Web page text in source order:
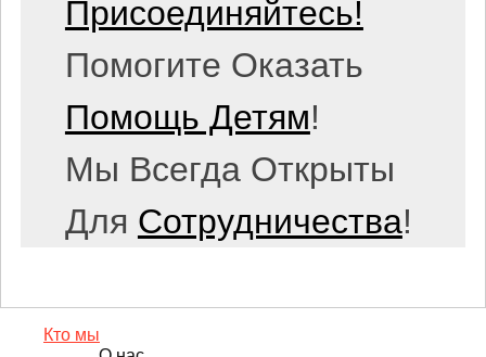
Присоединяйтесь!
Помогите Оказать
Помощь Детям!
Мы Всегда Открыты
Для Сотрудничества!
Кто мы